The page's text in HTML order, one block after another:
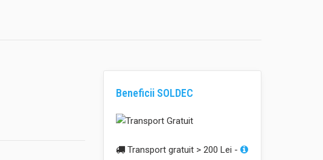
Beneficii SOLDEC
Transport gratuit > 200 Lei -